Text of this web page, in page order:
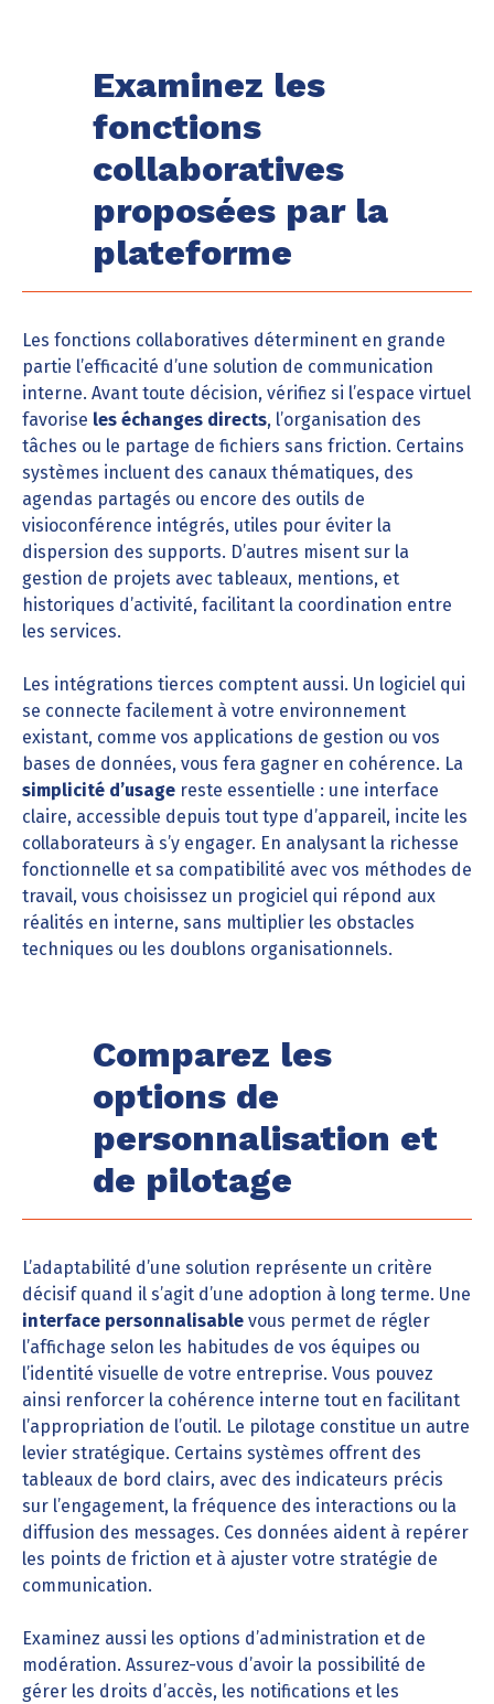
Examinez les
fonctions
collaboratives
proposées par la
plateforme
Les fonctions collaboratives déterminent en grande
partie l’efficacité d’une solution de communication
interne. Avant toute décision, vérifiez si l’espace virtuel
favorise les échanges directs, l’organisation des
tâches ou le partage de fichiers sans friction. Certains
systèmes incluent des canaux thématiques, des
agendas partagés ou encore des outils de
visioconférence intégrés, utiles pour éviter la
dispersion des supports. D’autres misent sur la
gestion de projets avec tableaux, mentions, et
historiques d’activité, facilitant la coordination entre
les services.
Les intégrations tierces comptent aussi. Un logiciel qui
se connecte facilement à votre environnement
existant, comme vos applications de gestion ou vos
bases de données, vous fera gagner en cohérence. La
simplicité d’usage reste essentielle : une interface
claire, accessible depuis tout type d’appareil, incite les
collaborateurs à s’y engager. En analysant la richesse
fonctionnelle et sa compatibilité avec vos méthodes de
travail, vous choisissez un progiciel qui répond aux
réalités en interne, sans multiplier les obstacles
techniques ou les doublons organisationnels.
Comparez les
options de
personnalisation et
de pilotage
L’adaptabilité d’une solution représente un critère
décisif quand il s’agit d’une adoption à long terme. Une
interface personnalisable vous permet de régler
l’affichage selon les habitudes de vos équipes ou
l’identité visuelle de votre entreprise. Vous pouvez
ainsi renforcer la cohérence interne tout en facilitant
l’appropriation de l’outil. Le pilotage constitue un autre
levier stratégique. Certains systèmes offrent des
tableaux de bord clairs, avec des indicateurs précis
sur l’engagement, la fréquence des interactions ou la
diffusion des messages. Ces données aident à repérer
les points de friction et à ajuster votre stratégie de
communication.
Examinez aussi les options d’administration et de
modération. Assurez-vous d’avoir la possibilité de
gérer les droits d’accès, les notifications et les